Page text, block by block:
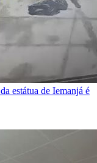
estátua de Iemanjá é